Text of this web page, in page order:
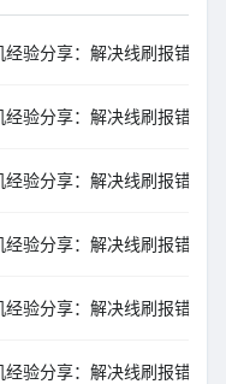
验分享：解决线刷报错
验分享：解决线刷报错
验分享：解决线刷报错
验分享：解决线刷报错
验分享：解决线刷报错
验分享：解决线刷报错